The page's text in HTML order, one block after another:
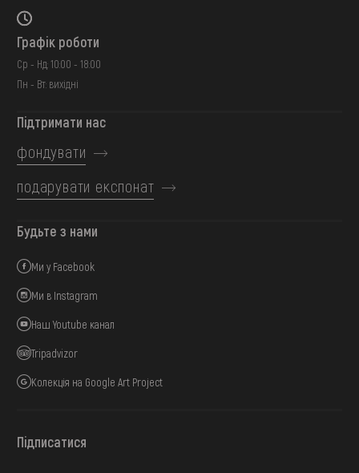
Графік роботи
Ср - Нд: 10:00 - 18:00
Пн - Вт: вихідні
Підтримати нас
фондувати
подарувати експонат
Будьте з нами
Ми у Facebook
Ми в Instagram
Наш Youtube канал
Tripadvizor
Колекція на Google Art Project
Підписатися